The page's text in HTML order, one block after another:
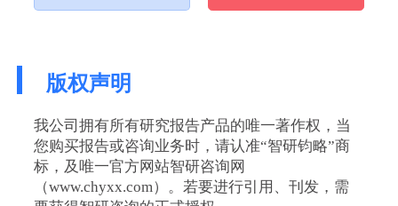
版权声明
我公司拥有所有研究报告产品的唯一著作权，当
您购买报告或咨询业务时，请认准“智研钧略”商
标，及唯一官方网站智研咨询网
（www.chyxx.com）。若要进行引用、刊发，需